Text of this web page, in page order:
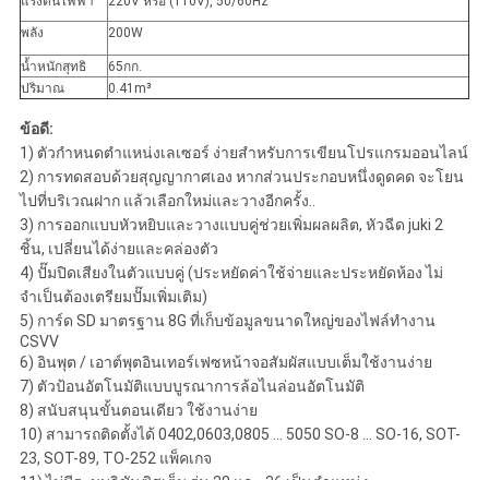
พลัง 200W
น้ำหนักสุทธิ
65กก.
ปริมาณ
0.41m³
ข้อดี:
1) ตัวกำหนดตำแหน่งเลเซอร์ ง่ายสำหรับการเขียนโปรแกรมออนไลน์
2) การทดสอบด้วยสุญญากาศเอง หากส่วนประกอบหนึ่งดูดคด จะโยน
ไปที่บริเวณฝาก แล้วเลือกใหม่และวางอีกครั้ง..
3) การออกแบบหัวหยิบและวางแบบคู่ช่วยเพิ่มผลผลิต, หัวฉีด juki 2
ชิ้น, เปลี่ยนได้ง่ายและคล่องตัว
4) ปั๊มปิดเสียงในตัวแบบคู่ (ประหยัดค่าใช้จ่ายและประหยัดห้อง ไม่
จำเป็นต้องเตรียมปั๊มเพิ่มเติม)
5) การ์ด SD มาตรฐาน 8G ที่เก็บข้อมูลขนาดใหญ่ของไฟล์ทำงาน
CSVV
6) อินพุต / เอาต์พุตอินเทอร์เฟซหน้าจอสัมผัสแบบเต็มใช้งานง่าย
7) ตัวป้อนอัตโนมัติแบบบูรณาการล้อไนล่อนอัตโนมัติ
8) สนับสนุนขั้นตอนเดียว ใช้งานง่าย
10) สามารถติดตั้งได้ 0402,0603,0805 ... 5050 SO-8 ... SO-16, SOT-
23, SOT-89, TO-252 แพ็คเกจ